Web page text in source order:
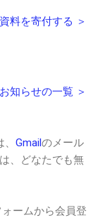
料を寄付する ＞
知らせの一覧 ＞
Gmailのメール
、どなたでも無
ームから会員登